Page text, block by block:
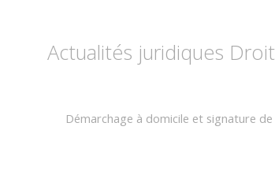
Actualités juridiques
Démarchage à domicile et signature